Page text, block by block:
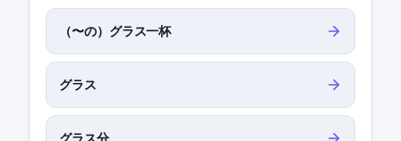
（〜の）グラス一杯
グラス
グラス分